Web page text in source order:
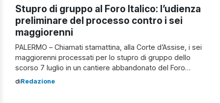
Stupro di gruppo al Foro Italico: l’udienza
preliminare del processo contro i sei
maggiorenni
PALERMO – Chiamati stamattina, alla Corte d’Assise, i sei
maggiorenni processati per lo stupro di gruppo dello
scorso 7 luglio in un cantiere abbandonato del Foro
Italico. La vittima non assisterà al processo: attualmente
diRedazione